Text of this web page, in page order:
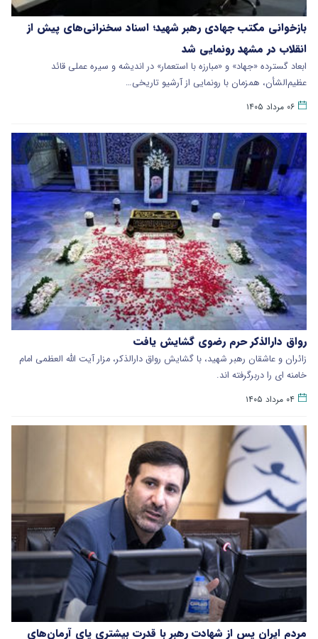
بازخوانی مکتب جهادی رهبر شهید؛ اسناد سخنرانی‌های پیش از
انقلاب در مشهد رونمایی شد
ابعاد گسترده «جهاد» و «مبارزه با استعمار» در اندیشه و سیره عملی قائد
عظیم‌الشأن، همزمان با رونمایی از آرشیو تاریخی…
۰۶ مرداد ۱۴۰۵
رواق دارالذکر حرم رضوی گشایش یافت
زائران و عاشقان رهبر شهید، با گشایش رواق دارالذکر، مزار آیت الله العظمی امام
خامنه ای را دربرگرفته اند.
۰۴ مرداد ۱۴۰۵
مردم ایران پس از شهادت رهبر با قدرت بیشتری پای آرمان‌های